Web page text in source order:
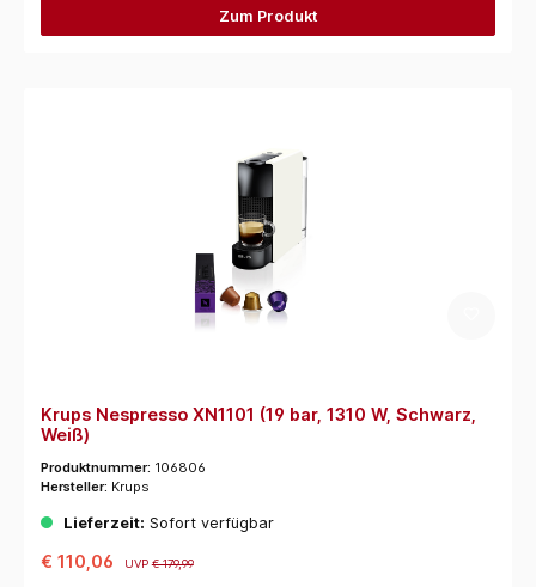
Zum Produkt
Krups Nespresso XN1101 (19 bar, 1310 W, Schwarz,
Weiß)
Produktnummer: 106806
Hersteller: Krups
Lieferzeit: Sofort verfügbar
€ 110,06 UVP€ 179,99